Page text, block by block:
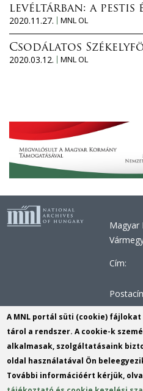
levéltárban: a pestis
2020.11.27.
MNL OL
Csodálatos
2020.03.12.
MNL OL
Magyar
Cím:
Telefon:
Telefax:
E-mail:
KRID:
A MNL portál süti (cookie) fájlokat
tárol a rendszer. A cookie-k
alkalmasak, szolgáltatásaink
oldal használatával Ön
További információért kérjük,